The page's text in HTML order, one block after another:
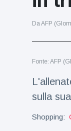
Viaggi e avventura
Ultime
Da AFP
Fonte: AFP
sulla
Shopping: